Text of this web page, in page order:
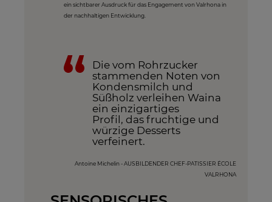
ein sichtbarer Ausdruck für das Engagement von Valrhona in
der nachhaltigen Entwicklung.
Die vom Rohrzucker
stammenden Noten von
Kondensmilch und
Süßholz verleihen Waina
ein einzigartiges
Profil, das fruchtige und
würzige Desserts
verfeinert.
Antoine Michelin - AUSBILDENDER CHEF-PATISSIER ÉCOLE
VALRHONA